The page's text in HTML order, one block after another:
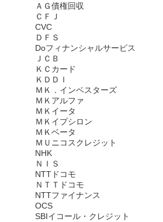
ＡＧ債権回収
ＣＦＪ
CVC
ＤＦＳ
Doフィナンシャルサービス
ＪＣＢ
ＫＣカード
ＫＤＤＩ
ＭＫ．インベスターズ
ＭＫアルファ
ＭＫイータ
ＭＫイプシロン
ＭＫベータ
ＭＵニコスクレジット
NHK
ＮＩＳ
NTTドコモ
ＮＴＴドコモ
NTTファイナンス
OCS
SBIイコール・クレジット